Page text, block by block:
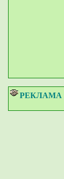
РЕКЛАМА